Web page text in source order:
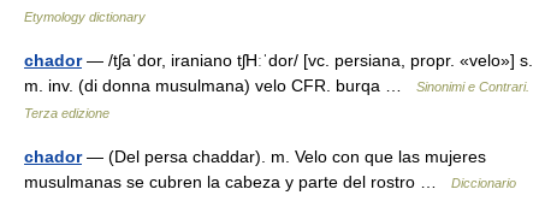
Etymology dictionary
chador— /tʃaˈdor, iraniano tʃHːˈdor/ [vc. persiana, propr. «velo»] s.
m. inv. (di donna musulmana) velo CFR. burqa …
Sinonimi e Contrari.
Terza edizione
chador— (Del persa chaddar). m. Velo con que las mujeres
musulmanas se cubren la cabeza y parte del rostro …
Diccionario